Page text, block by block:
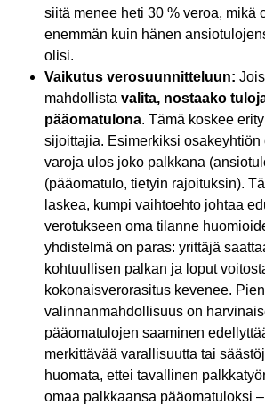
siitä menee heti 30 % veroa, mikä
enemmän kuin hänen
olisi.
Vaikutus verosuunnitteluun:
mahdollista valita, nostaako
pääomatulona. Tämä koskee
sijoittajia. Esimerkiksi osakeyhtiön
varoja ulos joko palkkana
(pääomatulo, tietyin rajoituksin).
laskea, kumpi vaihtoehto johtaa
verotukseen oma tilanne
yhdistelmä on paras: yrittäjä
kohtuullisen palkan ja loput
kokonaisverorasitus kevenee.
valinnanmahdollisuus on
pääomatulojen saaminen
merkittävää varallisuutta tai
huomata, ettei tavallinen
omaa palkkaansa pääomatuloksi